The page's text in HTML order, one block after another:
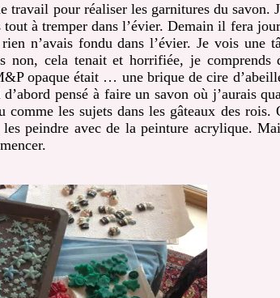
travail pour réaliser les garnitures du savon.
à tremper dans l’évier. Demain il fera
n’avais fondu dans l’évier. Je vois une
cela tenait et horrifiée, je comprends
opaque était … une brique de cire
pensé à faire un savon où j’aurais
comme les sujets dans les gâteaux des rois.
peindre avec de la peinture acrylique.